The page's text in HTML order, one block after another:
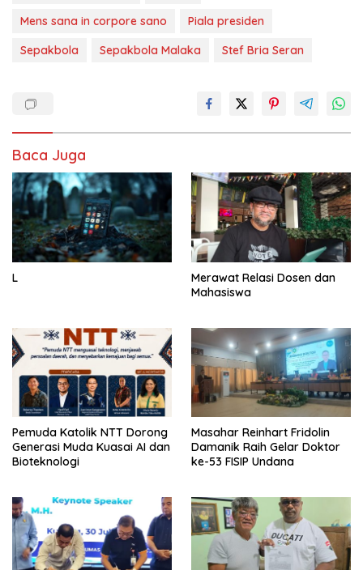
Mens sana in corpore sano
Piala presiden
Sepakbola
Sepakbola Malaka Stef Bria Seran
Baca Juga
L
Merawat Relasi Dosen dan
Mahasiswa
Pemuda Katolik NTT Dorong
Generasi Muda Kuasai AI dan
Bioteknologi
Masahar Reinhart Fridolin
Damanik Raih Gelar Doktor
ke-53 FISIP Undana